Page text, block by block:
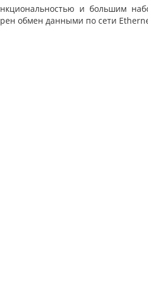
и большим
обмен данными по сети